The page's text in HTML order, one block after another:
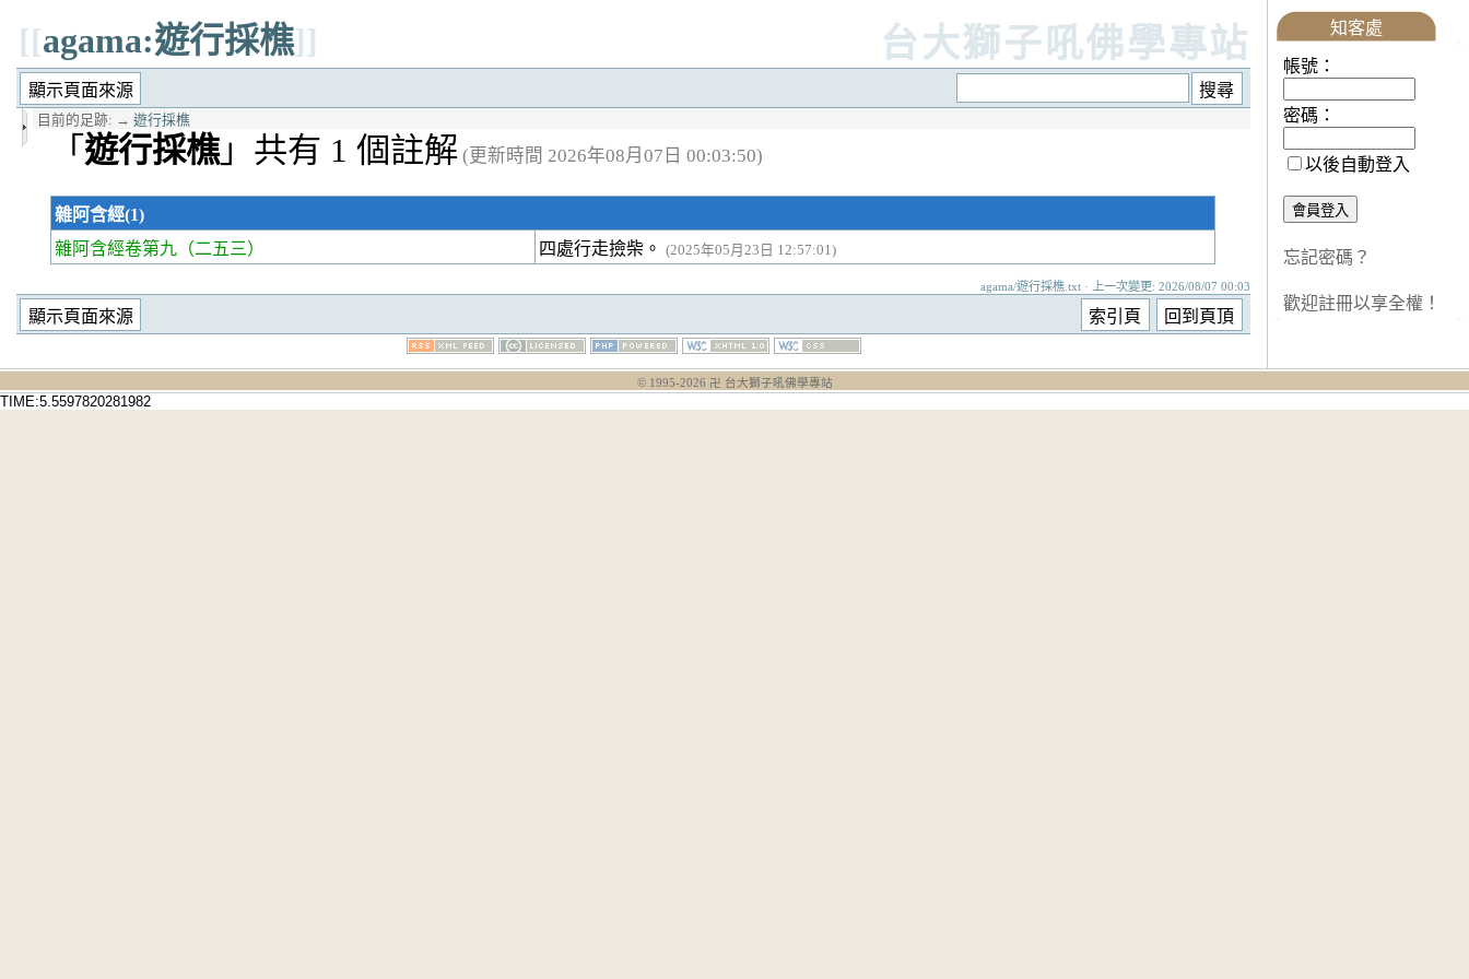
[[agama:遊行採樵]] 台大獅子吼佛學專站
目前的足跡: → 遊行採樵
「 遊行採樵 」共有 1 個註解 (更新時間 2026年08月07日 00:03:50)
雜阿含經(1)
雜阿含經卷第九 （二五三） 四處行走撿柴。 (2025年05月23日 12:57:01)
agama/遊行採樵.txt · 上一次變更: 2026/08/07 00:03
知客處
帳號：
密碼：
以後自動登入
忘記密碼？
歡迎註冊以享全權！
© 1995-2026 卍 台大獅子吼佛學專站
TIME:5.5597820281982